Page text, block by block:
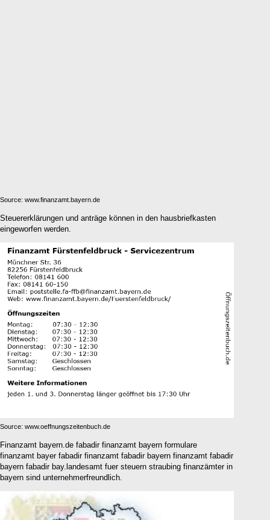
Source: www.finanzamt.bayern.de
Steuererklärungen und anträge können in den hausbriefkasten
eingeworfen werden.
Source: www.oeffnungszeitenbuch.de
Finanzamt bayern.de fabadir finanzamt bayern formulare
finanzamt bayer fabadir finanzamt fabadir bayern finanzamt fabadir
bayern fabadir bay.landesamt fuer steuern straubing finanzämter in
bayern sind unternehmerfreundlich.